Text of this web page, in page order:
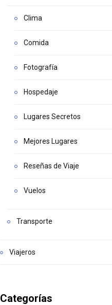
Clima
Comida
Fotografía
Hospedaje
Lugares Secretos
Mejores Lugares
Reseñas de Viaje
Vuelos
Transporte
Viajeros
Categorías